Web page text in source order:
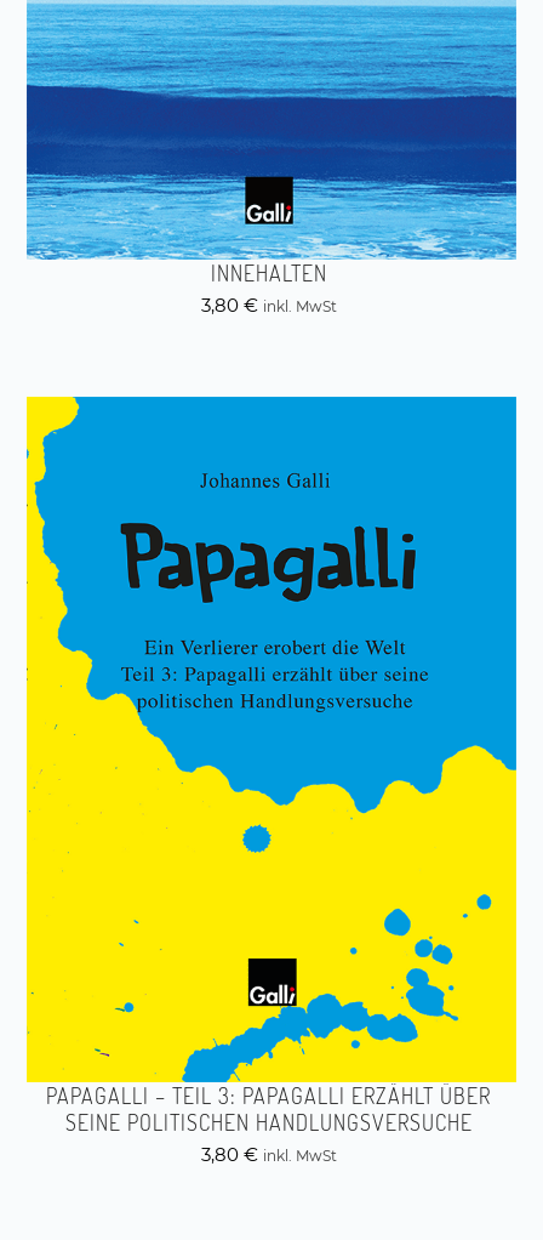
INNEHALTEN
3,80 € inkl. MwSt
PAPAGALLI – TEIL 3: PAPAGALLI ERZÄHLT ÜBER
SEINE POLITISCHEN HANDLUNGSVERSUCHE
3,80 € inkl. MwSt